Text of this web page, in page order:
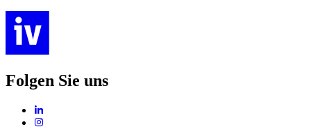
Folgen Sie uns